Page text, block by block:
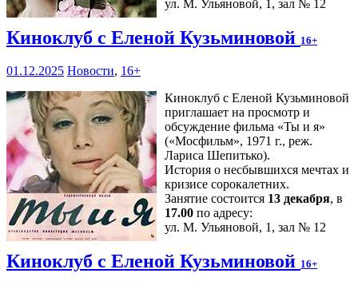
ул. М. Ульяновой, 1, зал № 12
Киноклуб с Еленой Кузьминовой 16+
01.12.2025 Новости, 16+
Киноклуб с Еленой Кузьминовой
приглашает на просмотр и
обсуждение фильма «Ты и я»
(«Мосфильм», 1971 г., реж.
Лариса Шепитько).
История о несбывшихся мечтах и
кризисе сорокалетних.
Занятие состоится 13 декабря, в
17.00 по адресу:
ул. М. Ульяновой, 1, зал № 12
Киноклуб с Еленой Кузьминовой 16+